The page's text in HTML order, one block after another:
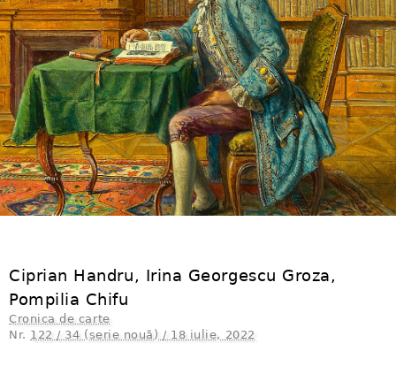
Ciprian Handru, Irina Georgescu Groza,
Pompilia Chifu
Cronica de carte
Nr. 122 / 34 (serie nouă) / 18 iulie, 2022